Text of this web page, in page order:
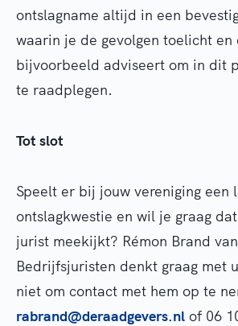
ontslagname altijd in een
waarin je de gevolgen toelicht
bijvoorbeeld adviseert om in dit
te raadplegen.
Tot slot
Speelt er bij jouw vereniging een
ontslagkwestie en wil je graag
jurist meekijkt? Rémon Brand
Bedrijfsjuristen denkt graag met
niet om contact met hem op te
rabrand@deraadgevers.nl of 06